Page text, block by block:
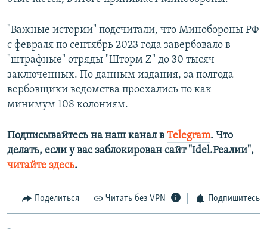
"Важные истории" подсчитали, что Минобороны РФ
с февраля по сентябрь 2023 года завербовало в
"штрафные" отряды "Шторм Z" до 30 тысяч
заключенных. По данным издания, за полгода
вербовщики ведомства проехались по как
минимум 108 колониям.
Подписывайтесь на наш канал в Telegram. Что
делать, если у вас заблокирован сайт "Idel.Реалии",
читайте здесь.
Поделиться Читать без VPN Подпишитесь